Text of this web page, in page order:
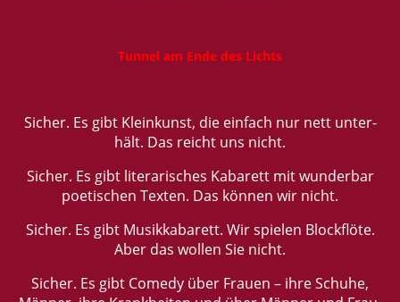
Tun­nel am Ende des Lichts
Si­cher. Es gibt Klein­kunst, die ein­fach nur nett un­ter­
hält. Das reicht uns nicht.
Si­cher. Es gibt li­te­ra­ri­sches Ka­ba­rett mit wun­der­bar
poe­ti­schen Tex­ten. Das kön­nen wir nicht.
Si­cher. Es gibt Mu­sik­ka­ba­rett. Wir spie­len Block­flö­te.
Aber das wol­len Sie nicht.
Si­cher. Es gibt Come­dy über Frau­en – ihre Schu­he,